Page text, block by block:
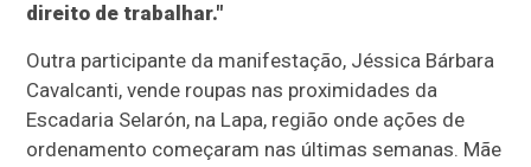
direito de trabalhar."
Outra participante da manifestação, Jéssica Bárbara
Cavalcanti, vende roupas nas proximidades da
Escadaria Selarón, na Lapa, região onde ações de
ordenamento começaram nas últimas semanas. Mãe